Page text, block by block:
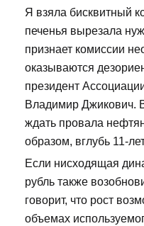
Я взяла бисквитный
печенья вырезала
признает комиссии
оказываются
президент
Владимир Джикович.
ждать провала
образом, вглубь 11-
Если нисходящая
рубль также
говорит, что рост
объемах